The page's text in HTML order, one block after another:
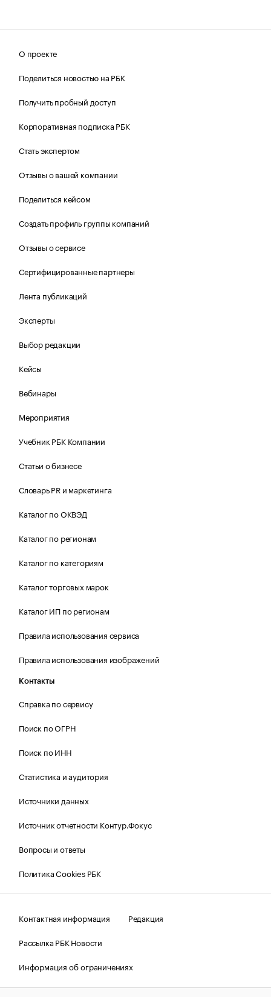
О проекте
Поделиться новостью на РБК
Получить пробный доступ
Корпоративная подписка РБК
Стать экспертом
Отзывы о вашей компании
Поделиться кейсом
Создать профиль группы компаний
Отзывы о сервисе
Сертифицированные партнеры
Лента публикаций
Эксперты
Выбор редакции
Кейсы
Вебинары
Мероприятия
Учебник РБК Компании
Статьи о бизнесе
Словарь PR и маркетинга
Каталог по ОКВЭД
Каталог по регионам
Каталог по категориям
Каталог торговых марок
Каталог ИП по регионам
Правила использования сервиса
Правила использования изображений
Контакты
Справка по сервису
Поиск по ОГРН
Поиск по ИНН
Статистика и аудитория
Источники данных
Источник отчетности Контур.Фокус
Вопросы и ответы
Политика Cookies РБК
Контактная информация
Редакция
Рассылка РБК Новости
Информация об ограничениях
Правовая информация
О соблюдении авторских прав